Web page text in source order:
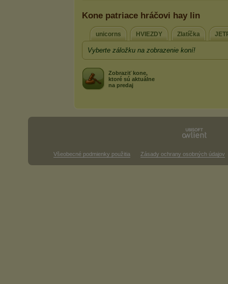
Kone patriace hráčovi hay lin
unicorns HVIEZDY Zlatíčka
Vyberte záložku na zobrazenie koní!
Zobraziť kone,
ktoré sú aktuálne
na predaj
Všeobecné podmienky použitia Zásady ochrany osobných údajov